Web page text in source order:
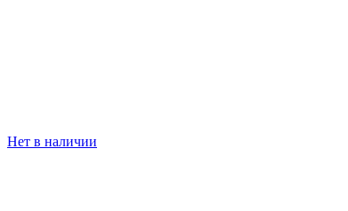
Нет в наличии